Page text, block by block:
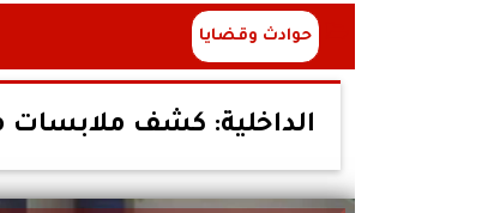
حوادث وقضايا
الداخلية: كشف ملابسات